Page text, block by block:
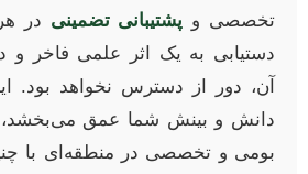
تخصصی و پشتیبانی تضمینی در
دستیابی به یک اثر علمی فاخر و
آن، دور از دسترس نخواهد بود.
دانش و بینش شما عمق می‌بخشد،
بومی و تخصصی در منطقه‌ای با